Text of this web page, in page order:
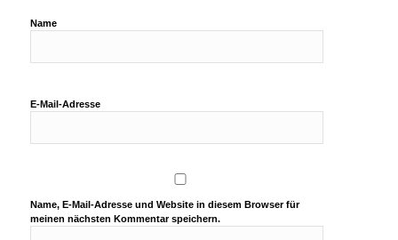
Name
E-Mail-Adresse
Name, E-Mail-Adresse und Website in diesem Browser für
meinen nächsten Kommentar speichern.